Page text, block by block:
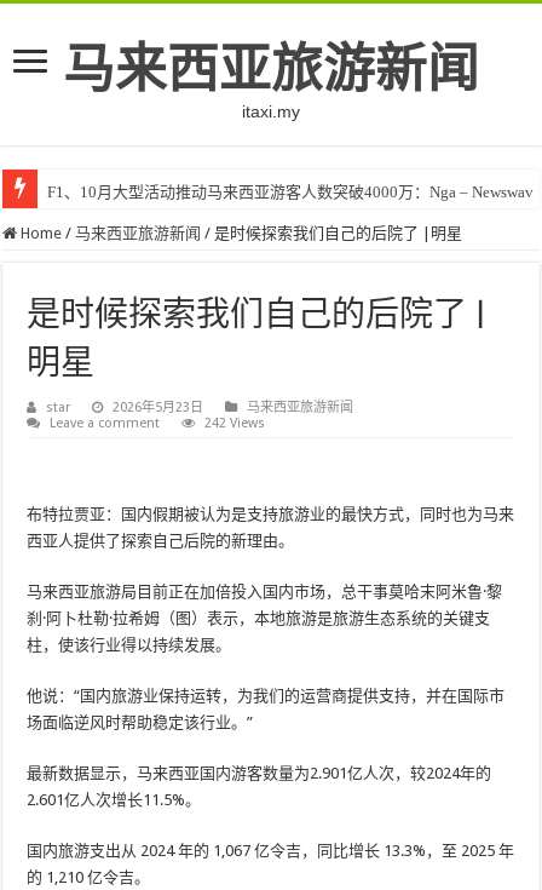
马来西亚旅游新闻
itaxi.my
F1、10月大型活动推动马来西亚游客人数突破4000万：Nga – Newswav
Klook客路将印度和中东创作者聚集在马来西亚 – TravelBiz Monitor
Home / 马来西亚旅游新闻 / 是时候探索我们自己的后院了 |明星
是时候探索我们自己的后院了 |
明星
star 2026年5月23日
马来西亚旅游新闻
Leave a comment
242 Views
布特拉贾亚：国内假期被认为是支持旅游业的最快方式，同时也为马来
西亚人提供了探索自己后院的新理由。
马来西亚旅游局目前正在加倍投入国内市场，总干事莫哈末阿米鲁·黎
刹·阿卜杜勒·拉希姆（图）表示，本地旅游是旅游生态系统的关键支
柱，使该行业得以持续发展。
他说：“国内旅游业保持运转，为我们的运营商提供支持，并在国际市
场面临逆风时帮助稳定该行业。”
最新数据显示，马来西亚国内游客数量为2.901亿人次，较2024年的
2.601亿人次增长11.5%。
国内旅游支出从 2024 年的 1,067 亿令吉，同比增长 13.3%，至 2025 年
的 1,210 亿令吉。